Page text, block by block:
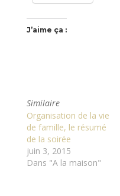
J’aime ça :
Similaire
Organisation de la vie
de famille, le résumé
de la soirée
juin 3, 2015
Dans "A la maison"